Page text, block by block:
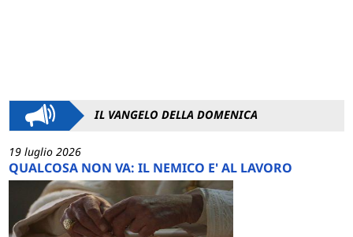
IL VANGELO DELLA DOMENICA
19 luglio 2026
QUALCOSA NON VA: IL NEMICO E' AL LAVORO